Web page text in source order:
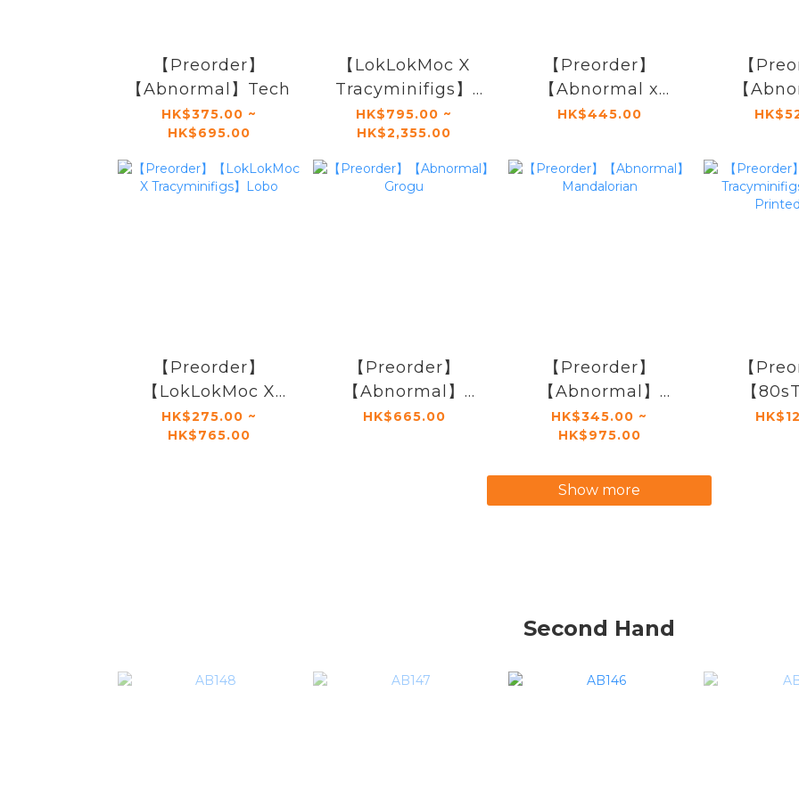
【Preorder】
【Abnormal】Tech
HK$375.00 ~
HK$695.00
【LokLokMoc X
Tracyminifigs】
Super Girl
(Variant)
HK$795.00 ~
HK$2,355.00
【Preorder】
【Abnormal x
Tracyminifigs】
HK$445.00
【
【
【Preorder】
【LokLokMoc X
Tracyminifigs】
Lobo
HK$275.00 ~
HK$765.00
【Preorder】
【Abnormal】
Grogu
HK$665.00
【Preorder】
【Abnormal】
Mandalorian
HK$345.00 ~
HK$975.00
【
【
Show more
Second Hand